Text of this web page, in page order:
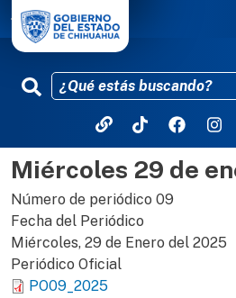
Miércoles 29 de
Número de periódico 09
Fecha del Periódico
Miércoles, 29 de Enero del 2025
Periódico Oficial
PO09_2025